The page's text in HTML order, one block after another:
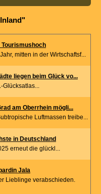
mitten in der Wirtschaftsf...
liegen beim Glück vo...
Glücksatlas...
am Oberrhein mögli...
Luftmassen treibe...
in Deutschland
erneut die glückl...
Jala
Lieblinge verabschieden.